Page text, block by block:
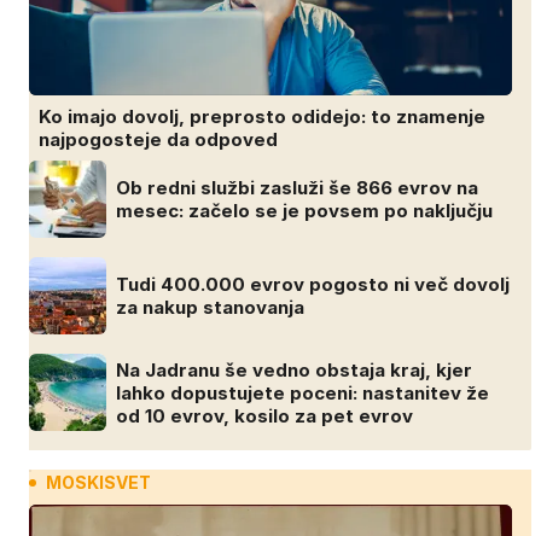
Ko imajo dovolj, preprosto odidejo: to znamenje
najpogosteje da odpoved
Ob redni službi zasluži še 866 evrov na
mesec: začelo se je povsem po naključju
Tudi 400.000 evrov pogosto ni več dovolj
za nakup stanovanja
Na Jadranu še vedno obstaja kraj, kjer
lahko dopustujete poceni: nastanitev že
od 10 evrov, kosilo za pet evrov
MOSKISVET